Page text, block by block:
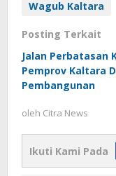
Wagub Kaltara
Posting Terkait
Jalan Perbatasan
Pemprov Kaltara
Pembangunan
oleh Citra News
Ikuti Kami Pada